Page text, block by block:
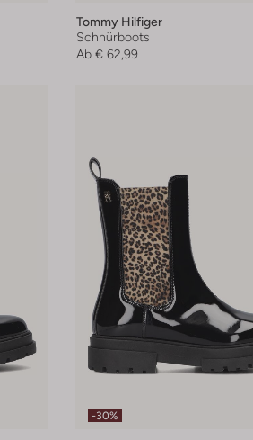
Tommy Hilfiger
Schnürboots
Ab € 62,99
-30%